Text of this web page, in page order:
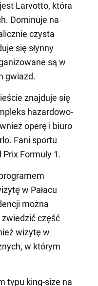
Larvotto, która
Dominuje na
czysta
się słynny
są w
gwiazd.
znajduje się
hazardowo-
operę i biuro
Fani sportu
Formuły 1.
w Pałacu
można
część
wizytę w
w którym
typu king-size na